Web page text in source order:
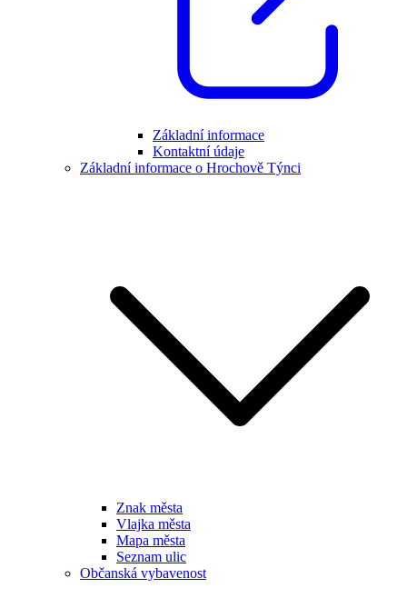
Základní informace
Kontaktní údaje
Základní informace o Hrochově Týnci
Znak města
Vlajka města
Mapa města
Seznam ulic
Občanská vybavenost